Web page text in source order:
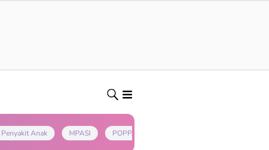
Penyakit Anak MPASI POPPAPA